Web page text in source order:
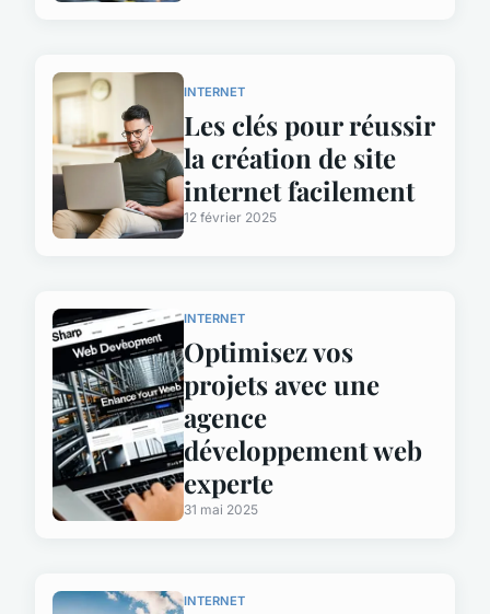
INTERNET
Les clés pour réussir
la création de site
internet facilement
12 février 2025
INTERNET
Optimisez vos
projets avec une
agence
développement web
experte
31 mai 2025
INTERNET